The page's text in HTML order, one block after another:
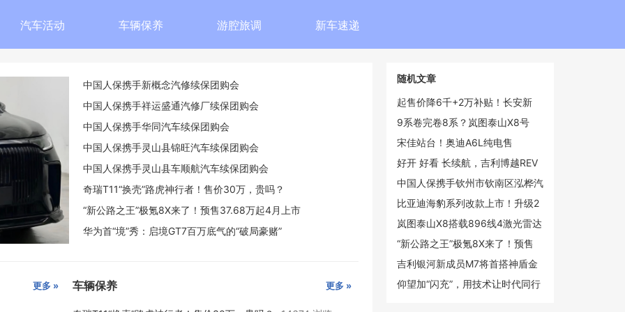
汽车活动 车辆保养 游腔旅调 新车速递
中国人保携手新概念汽修续保团购会
中国人保携手祥运盛通汽修厂续保团购会
中国人保携手华同汽车续保团购会
中国人保携手灵山县锦旺汽车续保团购会
中国人保携手灵山县车顺航汽车续保团购会
奇瑞T11“换壳”路虎神行者！售价30万，贵吗？
“新公路之王”极氪8X来了！预售37.68万起4月上市
华为首“境”秀：启境GT7百万底气的“破局豪赌”
更多 » 车辆保养 更多 »
随机文章
起售价降6千+2万补贴！长安新
UNI-Z混动最低9.89万
9系卷完卷8系？岚图泰山X8号
称“庭院级”大5座SUV
宋佳站台！奥迪A6L纯电售
30.98-43.98万 815km续航
好开 好看 长续航，吉利博越REV
预售12.79万元起
中国人保携手钦州市钦南区泓桦汽
车续保团购会
比亚迪海豹系列改款上市！升级2
代刀片电池+闪充
岚图泰山X8搭载896线4激光雷达
预计4月上市
“新公路之王”极氪8X来了！预售
37.68万起4月上市
吉利银河新成员M7将首搭神盾金
砖电池，225km纯电+1730km超
仰望加“闪充”，用技术让时代同行